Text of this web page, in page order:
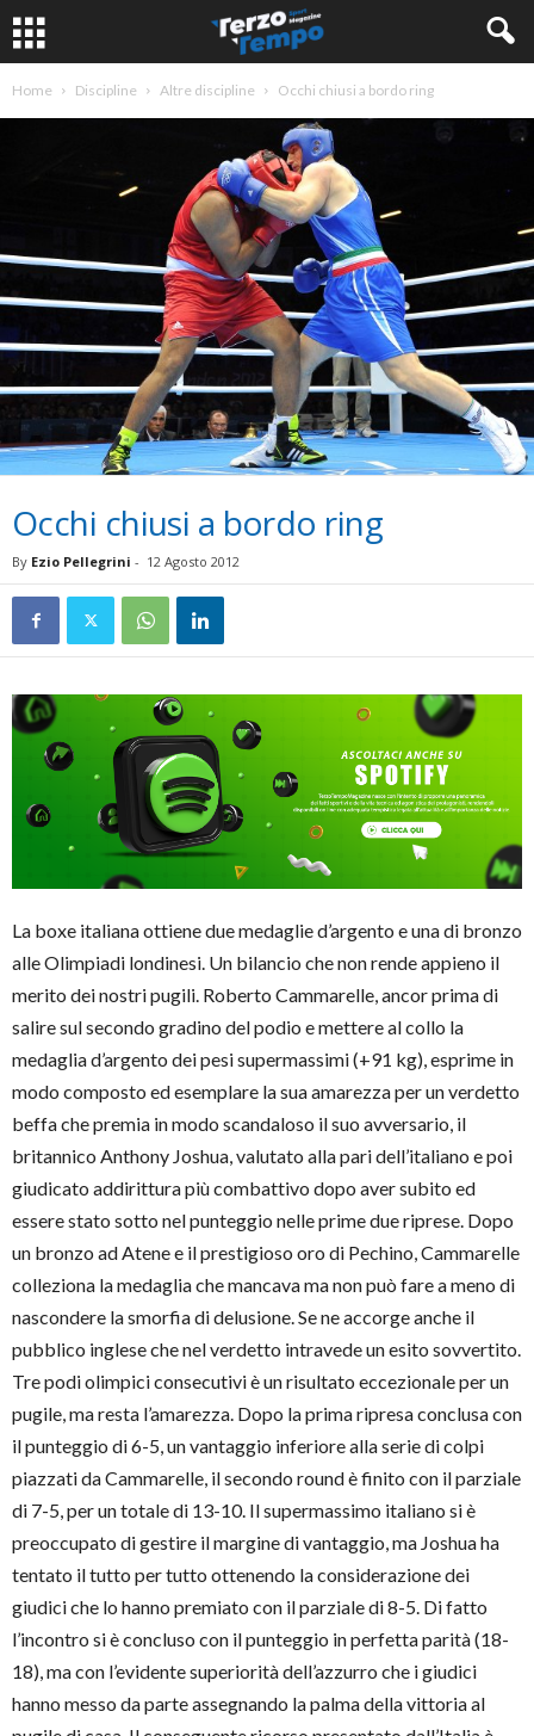
Home Discipline Altre discipline Occhi chiusi a bordo ring
Occhi chiusi a bordo ring
By Ezio Pellegrini - 12 Agosto 2012
La boxe italiana ottiene due medaglie d’argento e una di bronzo
alle Olimpiadi londinesi. Un bilancio che non rende appieno il
merito dei nostri pugili. Roberto Cammarelle, ancor prima di
salire sul secondo gradino del podio e mettere al collo la
medaglia d’argento dei pesi supermassimi (+91 kg), esprime in
modo composto ed esemplare la sua amarezza per un verdetto
beffa che premia in modo scandaloso il suo avversario, il
britannico Anthony Joshua, valutato alla pari dell’italiano e poi
giudicato addirittura più combattivo dopo aver subito ed
essere stato sotto nel punteggio nelle prime due riprese. Dopo
un bronzo ad Atene e il prestigioso oro di Pechino, Cammarelle
colleziona la medaglia che mancava ma non può fare a meno di
nascondere la smorfia di delusione. Se ne accorge anche il
pubblico inglese che nel verdetto intravede un esito sovvertito.
Tre podi olimpici consecutivi è un risultato eccezionale per un
pugile, ma resta l’amarezza. Dopo la prima ripresa conclusa con
il punteggio di 6-5, un vantaggio inferiore alla serie di colpi
piazzati da Cammarelle, il secondo round è finito con il parziale
di 7-5, per un totale di 13-10. Il supermassimo italiano si è
preoccupato di gestire il margine di vantaggio, ma Joshua ha
tentato il tutto per tutto ottenendo la considerazione dei
giudici che lo hanno premiato con il parziale di 8-5. Di fatto
l’incontro si è concluso con il punteggio in perfetta parità (18-
18), ma con l’evidente superiorità dell’azzurro che i giudici
hanno messo da parte assegnando la palma della vittoria al